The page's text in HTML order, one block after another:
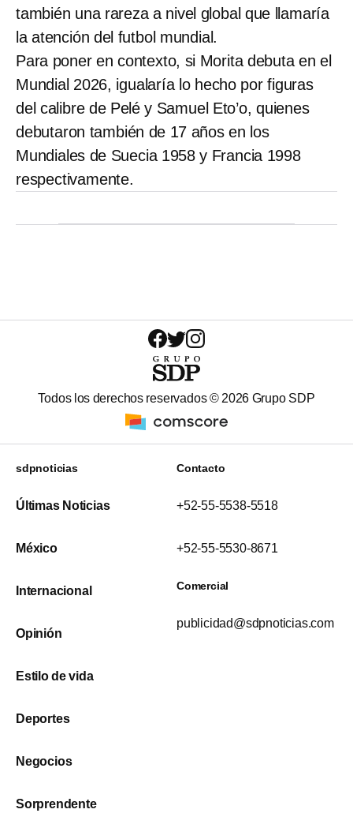
también una rareza a nivel global que llamaría
la atención del futbol mundial.
Para poner en contexto, si Morita debuta en el
Mundial 2026, igualaría lo hecho por figuras
del calibre de Pelé y Samuel Eto’o, quienes
debutaron también de 17 años en los
Mundiales de Suecia 1958 y Francia 1998
respectivamente.
Todos los derechos reservados © 2026 Grupo SDP
sdpnoticias
Últimas Noticias
México
Internacional
Opinión
Estilo de vida
Deportes
Negocios
Sorprendente
Contacto
+52-55-5538-5518
+52-55-5530-8671
Comercial
publicidad@sdpnoticias.com